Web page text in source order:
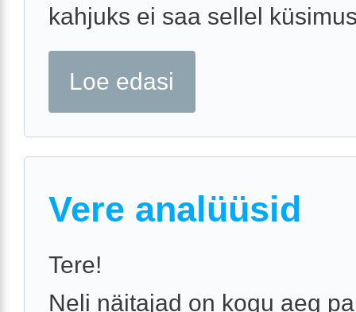
kahjuks ei saa sellel
Loe edasi
Vere analüüsid
Tere!
Neli näitajad on kogu aeg